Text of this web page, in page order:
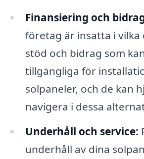
Finansiering och
företag är insatta i vilka
stöd och bidrag som
tillgängliga för
solpaneler, och de kan
navigera i dessa
Underhåll och service:
underhåll av dina